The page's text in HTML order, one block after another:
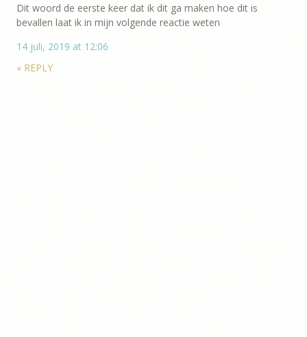
Dit woord de eerste keer dat ik dit ga maken hoe dit is
bevallen laat ik in mijn volgende reactie weten
14 juli, 2019 at 12:06
« REPLY